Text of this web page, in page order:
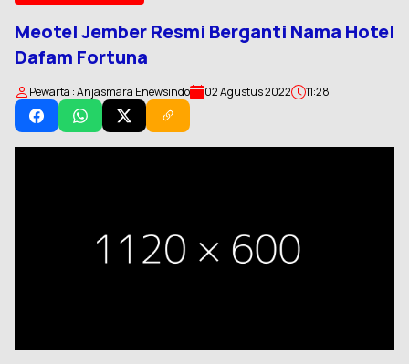
Meotel Jember Resmi Berganti Nama Hotel
Dafam Fortuna
Pewarta : Anjasmara Enewsindo 02 Agustus 2022 11:28